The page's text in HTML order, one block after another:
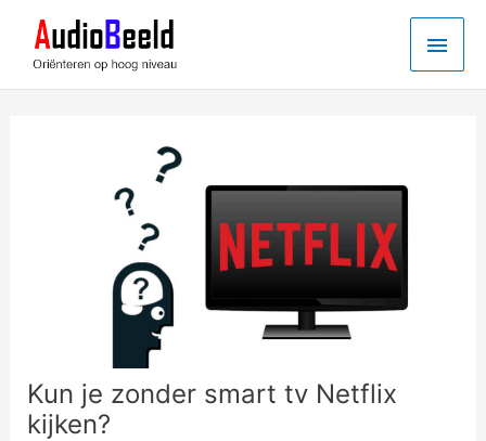
Kun je zonder smart tv Netflix
kijken?